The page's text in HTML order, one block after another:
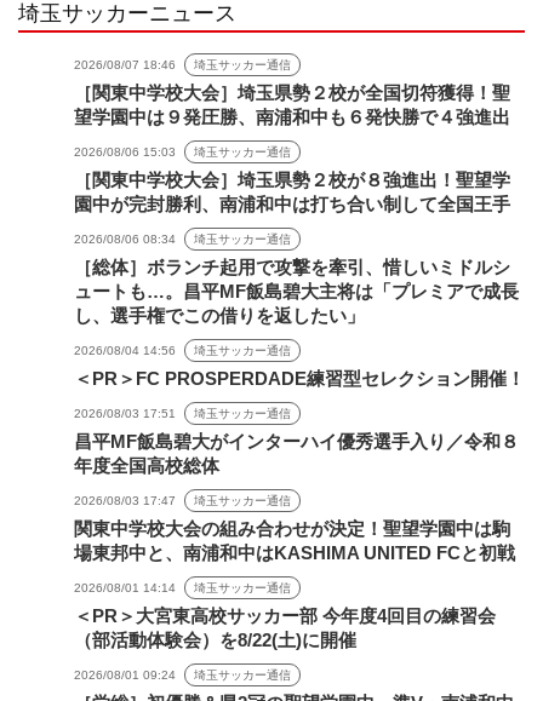
埼玉サッカーニュース
2026/08/07 18:46 埼玉サッカー通信
［関東中学校大会］埼玉県勢２校が全国切符獲得！聖
望学園中は９発圧勝、南浦和中も６発快勝で４強進出
2026/08/06 15:03 埼玉サッカー通信
［関東中学校大会］埼玉県勢２校が８強進出！聖望学
園中が完封勝利、南浦和中は打ち合い制して全国王手
2026/08/06 08:34 埼玉サッカー通信
［総体］ボランチ起用で攻撃を牽引、惜しいミドルシ
ュートも…。昌平MF飯島碧大主将は「プレミアで成長
し、選手権でこの借りを返したい」
2026/08/04 14:56 埼玉サッカー通信
＜PR＞FC PROSPERDADE練習型セレクション開催！
2026/08/03 17:51 埼玉サッカー通信
昌平MF飯島碧大がインターハイ優秀選手入り／令和８
年度全国高校総体
2026/08/03 17:47 埼玉サッカー通信
関東中学校大会の組み合わせが決定！聖望学園中は駒
場東邦中と、南浦和中はKASHIMA UNITED FCと初戦
2026/08/01 14:14 埼玉サッカー通信
＜PR＞大宮東高校サッカー部 今年度4回目の練習会
（部活動体験会）を8/22(土)に開催
2026/08/01 09:24 埼玉サッカー通信